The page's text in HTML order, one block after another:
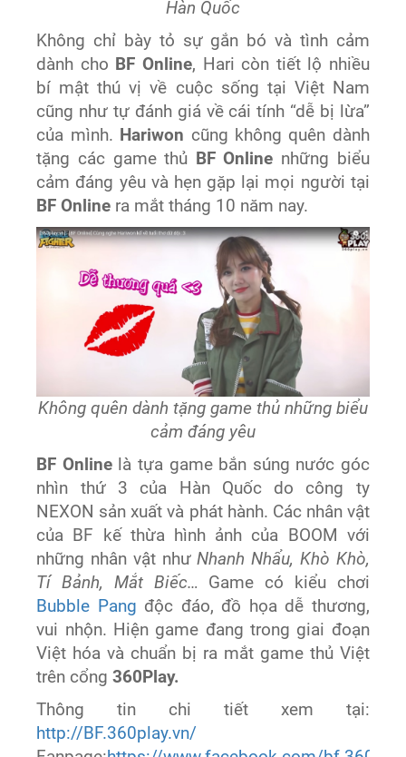
Hàn Quốc
Không chỉ bày tỏ sự gắn bó và tình cảm
dành cho BF Online, Hari còn tiết lộ nhiều
bí mật thú vị về cuộc sống tại Việt Nam
cũng như tự đánh giá về cái tính “dễ bị lừa”
của mình. Hariwon cũng không quên dành
tặng các game thủ BF Online những biểu
cảm đáng yêu và hẹn gặp lại mọi người tại
BF Online ra mắt tháng 10 năm nay.
Không quên dành tặng game thủ những biểu
cảm đáng yêu
BF Onlinelà tựa game bắn súng nước góc
nhìn thứ 3 của Hàn Quốc do công ty
NEXON sản xuất và phát hành. Các nhân vật
của BF kế thừa hình ảnh của BOOM với
những nhân vật nhưNhanh Nhẩu, Khò Khò,
Tí Bảnh, Mắt Biếc… Game có kiểu chơi
Bubble Pang độc đáo, đồ họa dễ thương,
vui nhộn. Hiện game đang trong giai đoạn
Việt hóa và chuẩn bị ra mắt game thủ Việt
trên cổng360Play.
Thông tin chi tiết xem tại:
http://BF.360play.vn/